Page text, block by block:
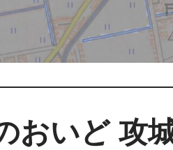
おいど 攻